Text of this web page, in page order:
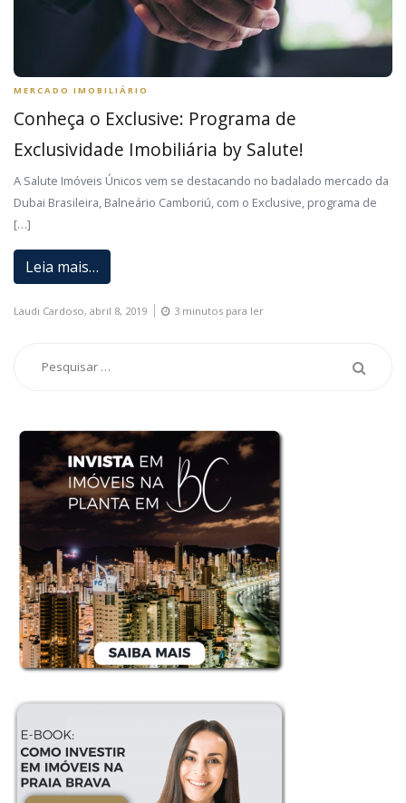
MERCADO IMOBILIÁRIO
Conheça o Exclusive: Programa de
Exclusividade Imobiliária by Salute!
A Salute Imóveis Únicos vem se destacando no badalado mercado da
Dubai Brasileira, Balneário Camboriú, com o Exclusive, programa de
[…]
Leia mais…
Laudi Cardoso, abril 8, 2019 3 minutos para ler